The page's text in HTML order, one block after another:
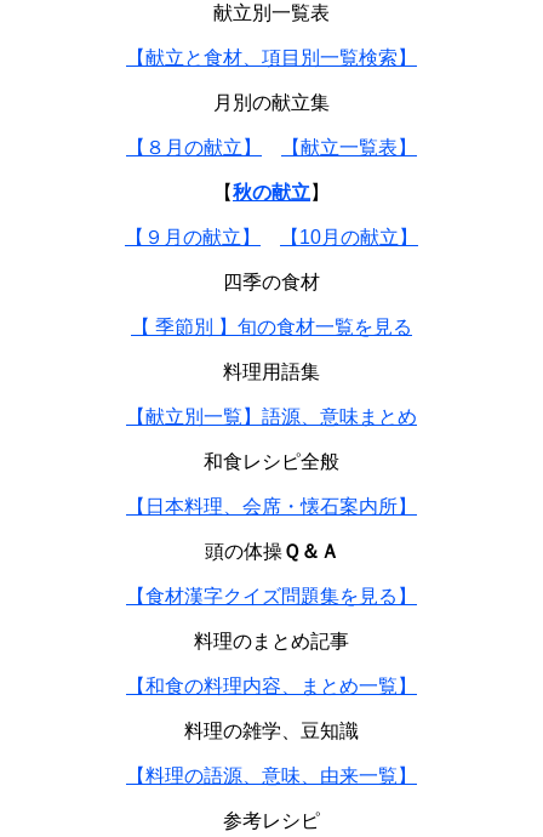
献立別一覧表
【献立と食材、項目別一覧検索】
月別の献立集
【８月の献立】 【献立一覧表】
【秋の献立 】
【９月の献立】 【10月の献立】
四季の食材
【 季節別 】旬の食材一覧を見る
料理用語集
【献立別一覧】語源、意味まとめ
和食レシピ全般
【日本料理、会席・懐石案内所】
頭の体操Ｑ＆Ａ
【食材漢字クイズ問題集を見る】
料理のまとめ記事
【和食の料理内容、まとめ一覧】
料理の雑学、豆知識
【料理の語源、意味、由来一覧】
参考レシピ